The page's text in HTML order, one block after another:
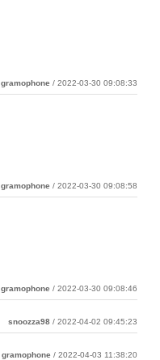
gramophone / 2022-03-30 09:08:33
gramophone / 2022-03-30 09:08:58
gramophone / 2022-03-30 09:08:46
snoozza98 / 2022-04-02 09:45:23
gramophone / 2022-04-03 11:38:20